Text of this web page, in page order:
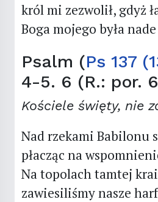
król mi zezwolił, gdyż
Boga mojego była
Psalm (Ps 137
4-5. 6 (R.: por.
Kościele święty, nie
Nad rzekami Babilonu
płacząc na
Na topolach tamtej
zawiesiliśmy nasze